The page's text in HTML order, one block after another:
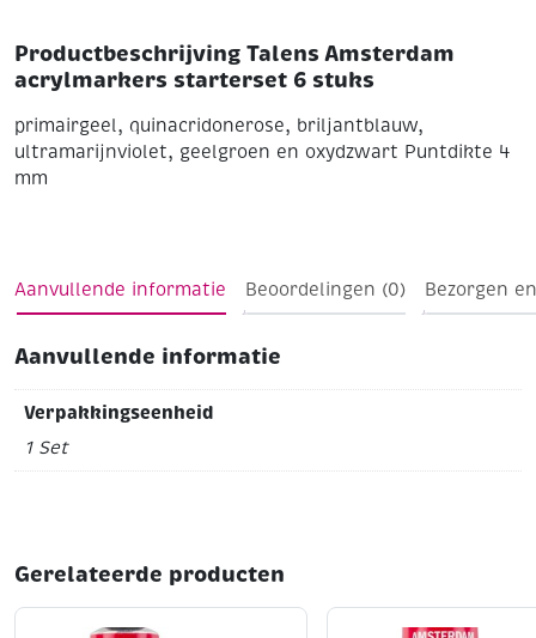
Productbeschrijving Talens Amsterdam
acrylmarkers starterset 6 stuks
primairgeel, quinacridonerose, briljantblauw,
ultramarijnviolet, geelgroen en oxydzwart Puntdikte 4
mm
Aanvullende informatie Beoordelingen (0) Bezorgen
Aanvullende informatie
Verpakkingseenheid
1 Set
Gerelateerde producten